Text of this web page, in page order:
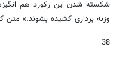
شکسته شدن این رکورد هم
وزنه برداری کشیده بشوند.» متن
38